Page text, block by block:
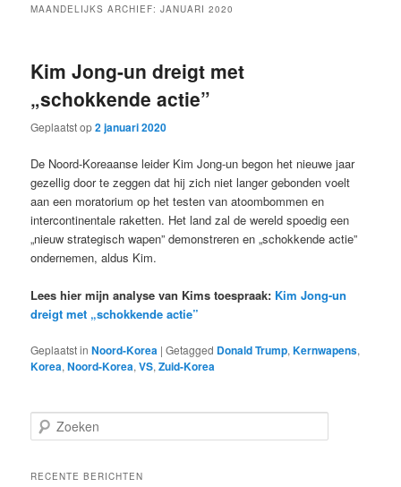
MAANDELIJKS ARCHIEF:JANUARI 2020
Kim Jong-un dreigt met
„schokkende actie”
Geplaatst op2 januari 2020
De Noord-Koreaanse leider Kim Jong-un begon het nieuwe jaar
gezellig door te zeggen dat hij zich niet langer gebonden voelt
aan een moratorium op het testen van atoombommen en
intercontinentale raketten. Het land zal de wereld spoedig een
„nieuw strategisch wapen” demonstreren en „schokkende actie”
ondernemen, aldus Kim.
Lees hier mijn analyse van Kims toespraak: Kim Jong-un
dreigt met „schokkende actie”
Geplaatst in Noord-Korea |Getagged Donald Trump,Kernwapens,
Korea,Noord-Korea,VS,Zuid-Korea
o
k
RECENTE BERICHTEN